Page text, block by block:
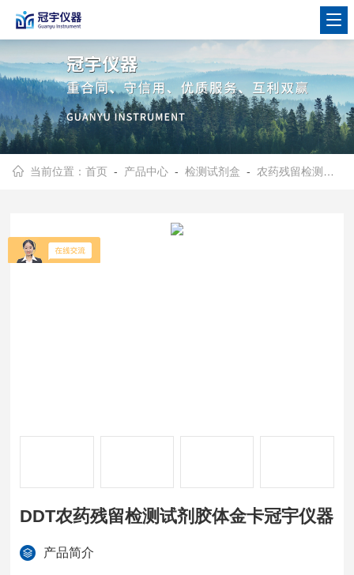
当前位置：首页 - 产品中心 -检测试剂盒 - 农药残留检测试剂
DDT农药残留检测试剂胶体金卡冠宇仪器
产品简介